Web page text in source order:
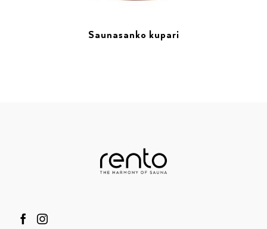
Saunasanko kupari